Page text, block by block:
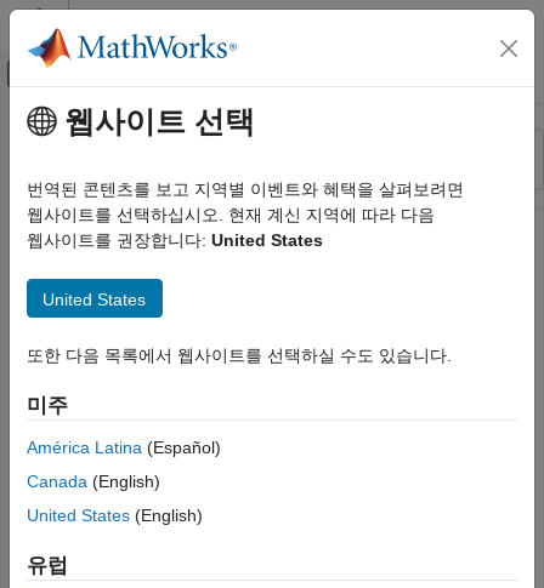
콘텐츠로 바로 가기
오프캔버스 탐색 메뉴 토글
리소스
상태
주요 콘텐츠
웹사이트 선택
번역된 콘텐츠를 보고 지역별 이벤트와 혜택을 살펴보려면
웹사이트를 선택하십시오. 현재 계신 지역에 따라 다음
웹사이트를 권장합니다: United States
United States
또한 다음 목록에서 웹사이트를 선택하실 수도 있습니다.
미주
América Latina (Español)
Canada (English)
United States (English)
유럽